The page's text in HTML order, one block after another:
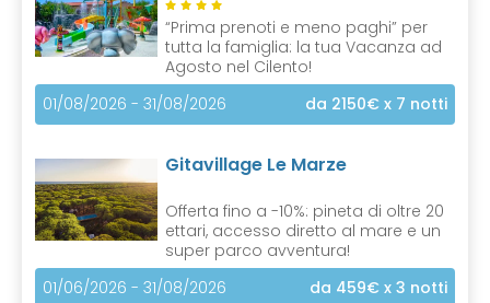
“Prima prenoti e meno paghi” per
tutta la famiglia: la tua Vacanza ad
Agosto nel Cilento!
01/08/2026 - 31/08/2026
da 2150€ x 7 notti
Gitavillage Le Marze
Offerta fino a -10%: pineta di oltre 20
ettari, accesso diretto al mare e un
super parco avventura!
01/06/2026 - 31/08/2026
da 459€ x 3 notti